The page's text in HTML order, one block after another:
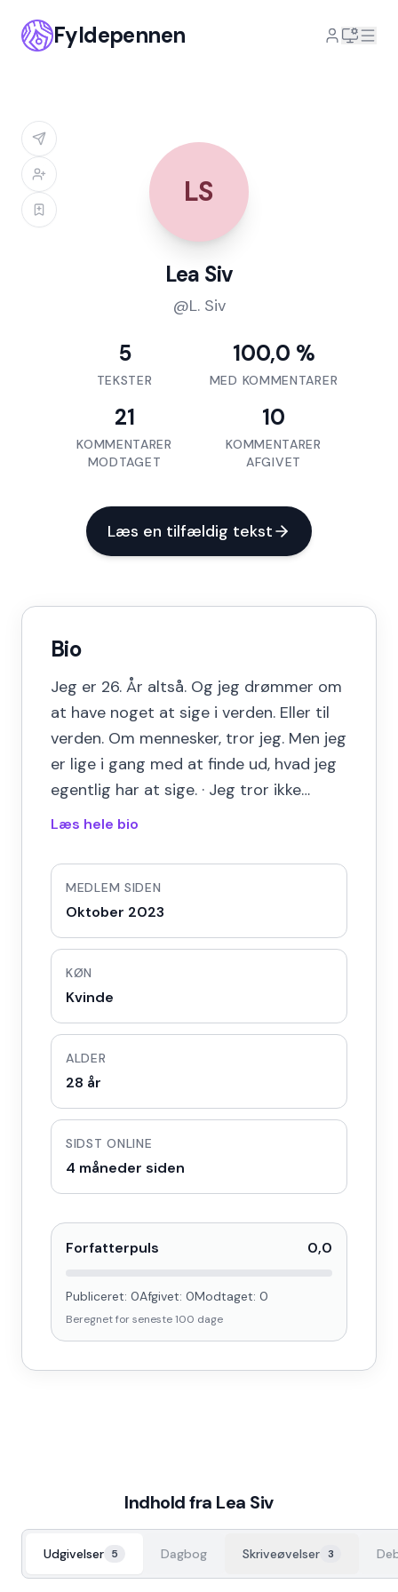
Fyldepennen
LS
Lea Siv
@L. Siv
5
TEKSTER
100,0 %
MED KOMMENTARER
21
KOMMENTARER
MODTAGET
10
KOMMENTARER
AFGIVET
Læs en tilfældig tekst
Bio
Jeg er 26. År altså. Og jeg drømmer om
at have noget at sige i verden. Eller til
verden. Om mennesker, tror jeg. Men jeg
er lige i gang med at finde ud, hvad jeg
egentlig har at sige. · Jeg tror ikke…
Læs hele bio
MEDLEM SIDEN
Oktober 2023
KØN
Kvinde
ALDER
28 år
SIDST ONLINE
4 måneder siden
Forfatterpuls 0,0
Publiceret: 0Afgivet: 0Modtaget: 0
Beregnet for seneste100 dage
Indhold fra Lea Siv
Udgivelser 5 Dagbog Skriveøvelser 3